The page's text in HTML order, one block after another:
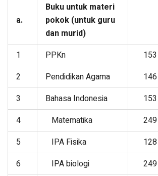
a.
Buku untuk materi
pokok (untuk guru
dan murid)
1
PPKn
153
2
Pendidikan Agama
146
3
Bahasa Indonesia
153
4
Matematika
249
5
IPA Fisika
128
6
IPA biologi
249